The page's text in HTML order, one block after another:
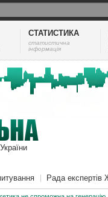
СТАТИСТИКА
cтатистична
інформація
Рада експертів